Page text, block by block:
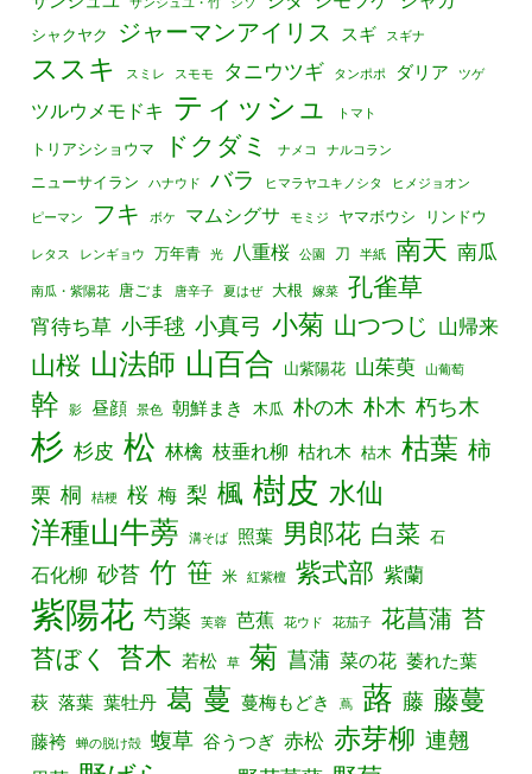
シャクヤク ジャーマンアイリス スギ スギナ
ススキ スミレ スモモ タニウツギ タンポポ ダリア ツゲ
ツルウメモドキ ティッシュ トマト
トリアシショウマ ドクダミ ナメコ ナルコラン
ニューサイラン ハナウド バラ ヒマラヤユキノシタ ヒメジョオン
ピーマン フキ ボケ マムシグサ モミジ ヤマボウシ リンドウ
レタス レンギョウ 万年青 光 八重桜 公園 刀 半紙 南天 南瓜
南瓜・紫陽花 唐ごま 唐辛子 夏はぜ 大根 嫁菜 孔雀草
宵待ち草 小手毬 小真弓 小菊 山つつじ 山帰来
山桜 山法師 山百合 山紫陽花 山茱萸 山葡萄
幹 影 昼顔 景色 朝鮮まき 木瓜 朴の木 朴木 朽ち木
杉 杉皮 松 林檎 枝垂れ柳 枯れ木 枯木 枯葉 柿
栗 桐 桔梗 桜 梅 梨 楓 樹皮 水仙
洋種山牛蒡 溝そば 照葉 男郎花 白菜 石
石化柳 砂苔 竹 笹 米 紅紫檀 紫式部 紫蘭
紫陽花 芍薬 芙蓉 芭蕉 花ウド 花茄子 花菖蒲 苔
苔ぼく 苔木 若松 草 菊 菖蒲 菜の花 萎れた葉
萩 落葉 葉牡丹 葛 蔓 蔓梅もどき 蔦 蕗 藤 藤蔓
藤袴 蝉の脱け殻 蝮草 谷うつぎ 赤松 赤芽柳 連翹